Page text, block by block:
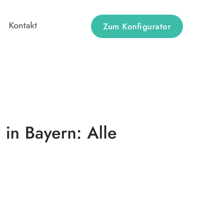
Kontakt Zum Konfigurator
in Bayern: Alle